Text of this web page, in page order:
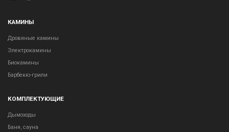
КАМИНЫ
Дровяные камины
Электрокамины
Биокамины
Барбекю-грили
КОМПЛЕКТУЮЩИЕ
Дымоходы
Баня, сауна